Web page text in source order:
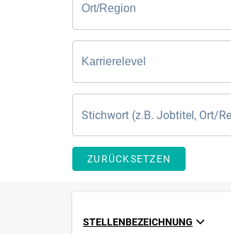
Ort/Region
Karrierelevel
ZURÜCKSETZEN
STELLENBEZEICHNUNG